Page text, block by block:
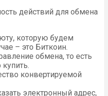
действий для обмена
которую будем
– это Биткоин.
обмена, то есть
конвертируемой
электронный адрес,